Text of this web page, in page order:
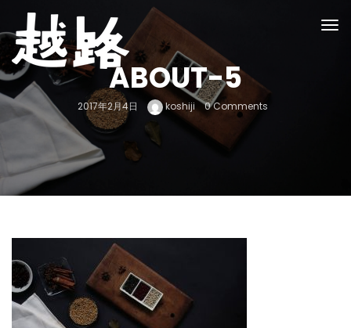
ABOUT-5
2017年2月4日 koshiji 0 Comments